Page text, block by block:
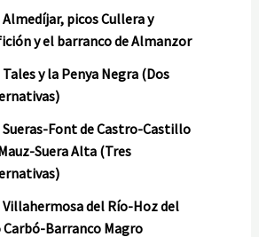
Almedíjar, picos Cullera y
y el barranco de Almanzor
Tales y la Penya Negra (Dos
Sueras-Font de Castro-Castillo
Suera Alta (Tres
Villahermosa del Río-Hoz del
Carbó-Barranco Magro